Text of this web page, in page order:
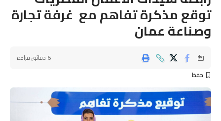
توقع مذكرة تفاهم مع غرفة تجارة
وصناعة عمان
6 دقائق قراءة